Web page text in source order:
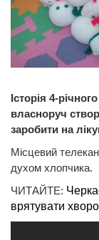
Історія 4-
власноруч
заробити на
Місцевий
духом хлопчика.
ЧИТАЙТЕ:
врятувати